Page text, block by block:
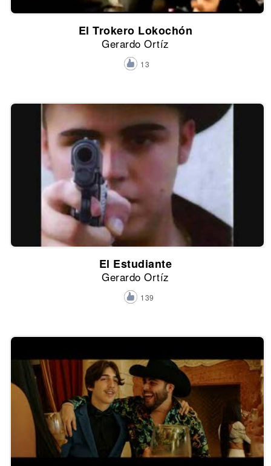
El Trokero Lokochón
Gerardo Ortíz
13
El Estudiante
Gerardo Ortíz
139